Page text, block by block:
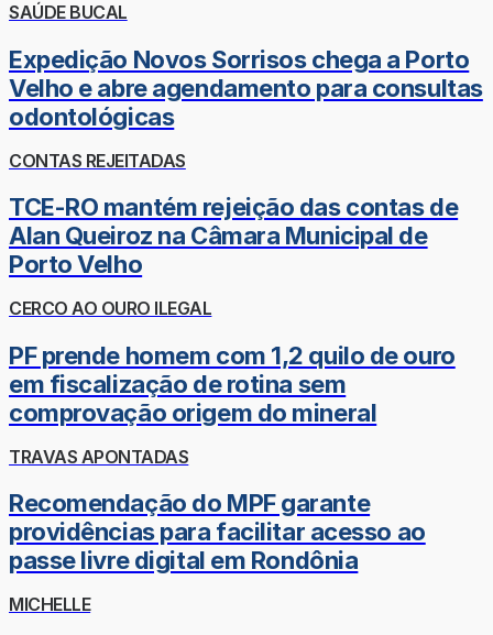
SAÚDE BUCAL
Expedição Novos Sorrisos chega a Porto
Velho e abre agendamento para consultas
odontológicas
CONTAS REJEITADAS
TCE-RO mantém rejeição das contas de
Alan Queiroz na Câmara Municipal de
Porto Velho
CERCO AO OURO ILEGAL
PF prende homem com 1,2 quilo de ouro
em fiscalização de rotina sem
comprovação origem do mineral
TRAVAS APONTADAS
Recomendação do MPF garante
providências para facilitar acesso ao
passe livre digital em Rondônia
MICHELLE